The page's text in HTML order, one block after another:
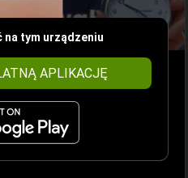
na tym urządzeniu
APLIKACJĘ